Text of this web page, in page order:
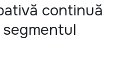
continuă